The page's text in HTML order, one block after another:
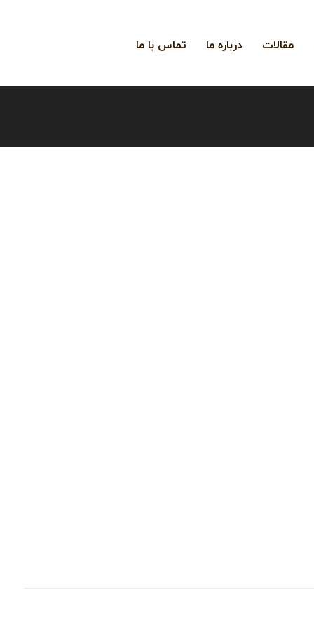
مقالات درباره ما تماس با ما